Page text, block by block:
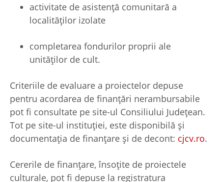
activitate de asistenţă comunitară a
localităţilor izolate
completarea fondurilor proprii ale
unităţilor de cult.
Criteriile de evaluare a proiectelor depuse
pentru acordarea de finanțări nerambursabile
pot fi consultate pe site-ul Consiliului Județean.
Tot pe site-ul instituției, este disponibilă și
documentația de finanțare și de decont: cjcv.ro.
Cererile de finanțare, însoțite de proiectele
culturale, pot fi depuse la registratura